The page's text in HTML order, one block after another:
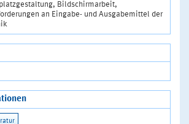
Bildschirmarbeit,
an Eingabe- und Ausgabemittel der